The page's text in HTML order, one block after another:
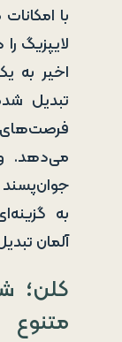
با
لایپزیگ
اخیر به
تبدیل
فرصت‌های
می‌دهد.
به
آلمان
کلن؛
متنوع